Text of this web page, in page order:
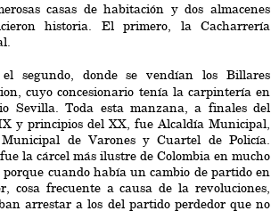
casas de habitación y dos almacenes
historia. El primero, la Cacharrería
segundo, donde se vendían los Billares
cuyo concesionario tenía la carpintería en
Sevilla. Toda esta manzana, a finales del
y principios del XX, fue Alcaldía Municipal,
de Varones y Cuartel de Policía.
la cárcel más ilustre de Colombia en mucho
porque cuando había un cambio de partido en
cosa frecuente a causa de la revoluciones,
arrestar a los del partido perdedor que no